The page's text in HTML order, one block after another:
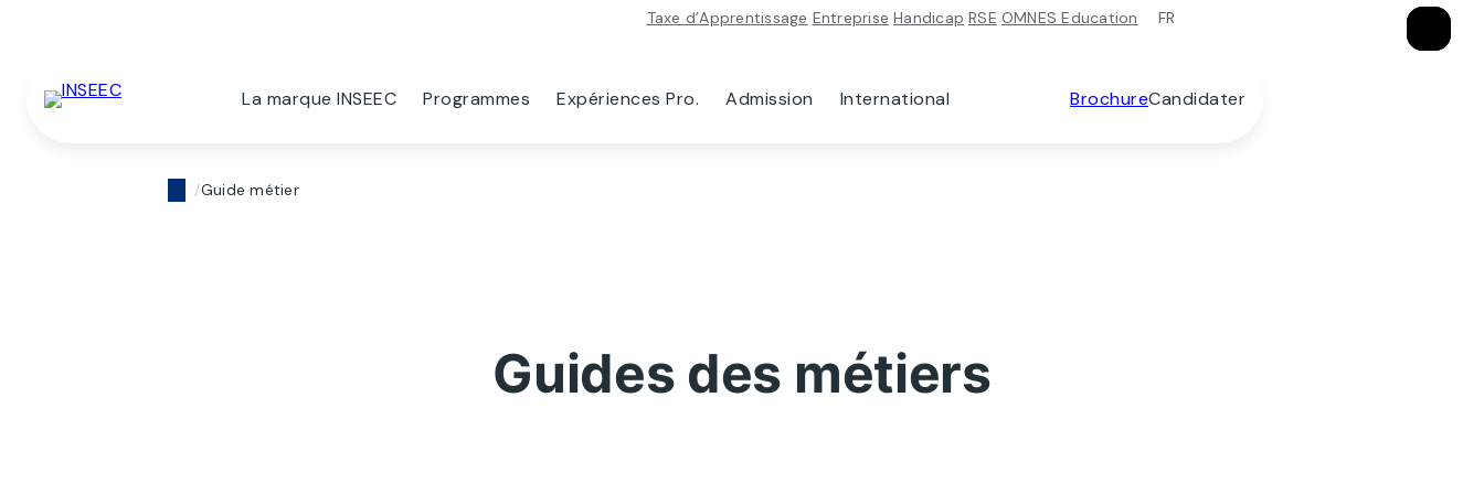
Taxe d’Apprentissage Entreprise Handicap RSE OMNES Education FR
La marque INSEEC Programmes Expériences Pro. Admission International BrochureCandidater
Guide métier
Guides des métiers